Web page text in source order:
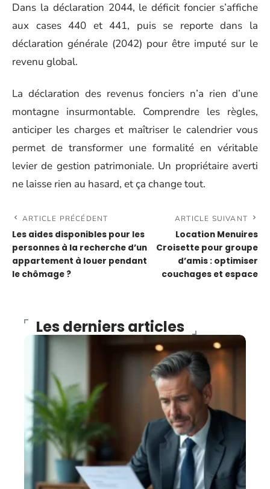
Dans la déclaration 2044, le déficit foncier s’affiche
aux cases 440 et 441, puis se reporte dans la
déclaration générale (2042) pour être imputé sur le
revenu global.
La déclaration des revenus fonciers n’a rien d’une
montagne insurmontable. Comprendre les règles,
anticiper les charges et maîtriser le calendrier vous
permet de transformer une formalité en véritable
levier de gestion patrimoniale. Un propriétaire averti
ne laisse rien au hasard, et ça change tout.
ARTICLE PRÉCÉDENT
Les aides disponibles pour les
personnes à la recherche d’un
appartement à louer pendant
le chômage ?
ARTICLE SUIVANT
Location Menuires
Croisette pour groupe
d’amis : optimiser
couchages et espace
Les derniers articles